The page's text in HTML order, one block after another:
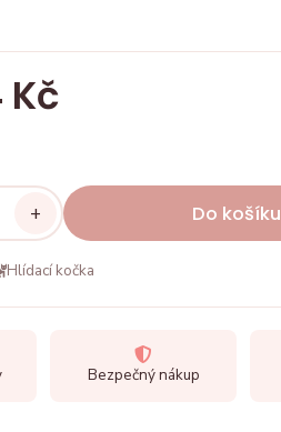
Kč
+ Do košíku
Hlídací kočka
Bezpečný nákup